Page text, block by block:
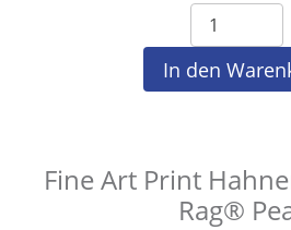
Fine Art Print
Rag®